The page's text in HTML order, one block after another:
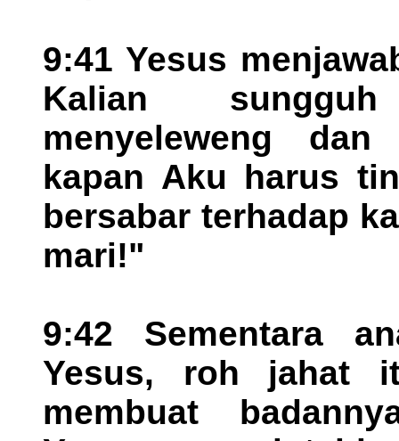
9:41 Yesus
Kalian
menyeleweng
kapan Aku harus
bersabar terhadap
mari!"
9:42 Sementara
Yesus, roh jahat
membuat